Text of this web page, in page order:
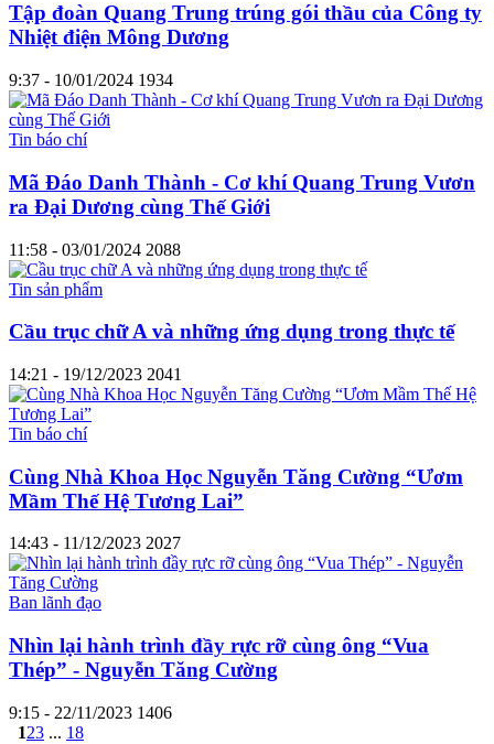
Tập đoàn Quang Trung trúng gói thầu của Công ty
Nhiệt điện Mông Dương
9:37 - 10/01/2024 1934
Tin báo chí
Mã Đáo Danh Thành - Cơ khí Quang Trung Vươn
ra Đại Dương cùng Thế Giới
11:58 - 03/01/2024 2088
Tin sản phẩm
Cầu trục chữ A và những ứng dụng trong thực tế
14:21 - 19/12/2023 2041
Tin báo chí
Cùng Nhà Khoa Học Nguyễn Tăng Cường “Ươm
Mầm Thế Hệ Tương Lai”
14:43 - 11/12/2023 2027
Ban lãnh đạo
Nhìn lại hành trình đầy rực rỡ cùng ông “Vua
Thép” - Nguyễn Tăng Cường
9:15 - 22/11/2023 1406
123 ... 18